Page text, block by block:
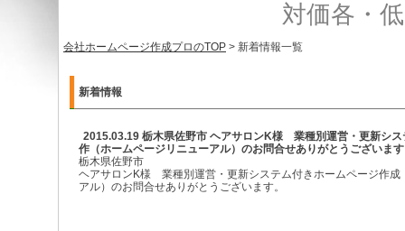
対価各・
会社ホームページ作成プロのTOP > 新着情報一覧
新着情報
2015.03.19 栃木県佐野市 ヘアサロンK様 業種別運営・更新シス
作（ホームページリニューアル）のお問合せありがとうございます
栃木県佐野市
ヘアサロンK様 業種別運営・更新システム付きホームページ作成
アル）のお問合せありがとうございます。